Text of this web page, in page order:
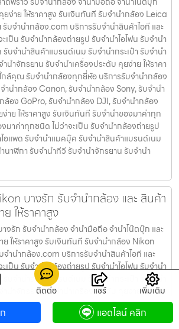
ง่าย ให้ราคาสูง รับเงินทันที รับจำนำกล้อง Leica
รับจํานํากล้อง.com บริการรับจํานําสินค้าไอที และ
ป็น รับจํานํากล้องถ่ายรูป รับจํานําไอโฟน รับจํานํา
บจํานําสินค้าแบรนด์เนม รับจํานํากระเป๋า รับจํานํา
นําจักรยาน รับจํานําเครื่องประดับ คุยง่าย ให้ราคา
กล้คุณ รับจำนำกล้องทุกยี่ห้อ บริการรับจำนำกล้อง
ำนำกล้อง Canon, รับจำนำกล้อง Sony, รับจำนำ
ล้อง GoPro, รับจำนำกล้อง DJI, รับจำนำกล้อง
าย ให้ราคาสูง รับเงินทันที รับจำนำของมาค่าทุก
มาค่าทุกชนิด ไม่ว่าจะเป็น รับจํานํากล้องถ่ายรูป
ไอแพด รับจํานําแมคบุ๊ค รับจํานําสินค้าแบรนด์เนม
นาฬิกา รับจํานําทีวี รับจํานําจักรยาน รับจํานํา
บางรัก รับจํานํากล้อง และ สินค้า
ให้ราคาสูง
งรัก รับจํานํากล้อง จำนำมือถือ จำนำโน๊ตบุ๊ก และ
ให้ราคาสูง รับเงินทันที รับจำนำกล้อง Nikon
จํานํากล้อง.com บริการรับจํานําสินค้าไอที และ
เป็น รับจํานํากล้องถ่ายรูป รับจํานําไอโฟน รับจํานํา
รับจํานําสินค้าแบรนด์เนม รับจํานํากระเป๋า รับจํานํา
นําจักรยาน รับจํานําเครื่องประดับ คุยง่าย ให้ราคา
กล้คุณ รับจำนำกล้องทุกยี่ห้อ บริการรับจำนำกล้อง
จำนำกล้อง Canon, รับจำนำกล้อง Sony, รับจำนำ
ติดต่อ แชร์ เพิ่มเติม
แอดไลน์ คลิก